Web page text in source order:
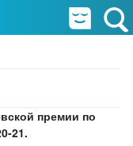
премии по
21.